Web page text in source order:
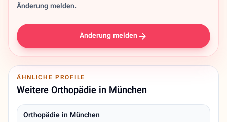
Änderung melden.
Änderung melden
ÄHNLICHE PROFILE
Weitere Orthopädie in München
Orthopädie in München